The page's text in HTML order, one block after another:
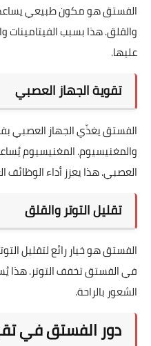
الفستق هو مكون طبيعي يساعد
والقلق. هذا بسبب الفيتامينات
عليها.
تقوية الجهاز العصبي
الفستق يغذّي الجهاز العصبي
والمغنيسيوم. المغنيسيوم
العصبي. هذا يعزز أداء الوظائف
تقليل التوتر والقلق
الفستق هو خيار رائع لتقليل
في الفستق تخفف التوتر. هذا
الشعور بالراحة.
دور الفستق في